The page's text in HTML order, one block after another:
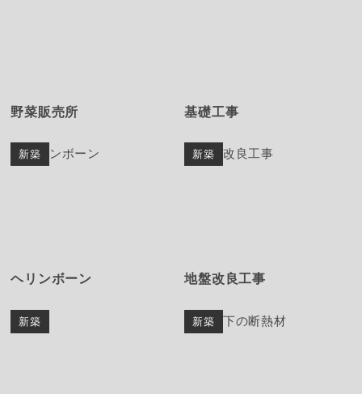
野菜販売所 基礎工事
新築
ヘリンボーン
新築
地盤改良工事
新築 新築